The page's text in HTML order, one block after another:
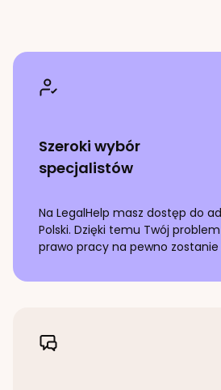
Szeroki wybór
specjalistów
Na LegalHelp masz dostęp do
Polski. Dzięki temu Twój
prawo pracy na pewno zostanie